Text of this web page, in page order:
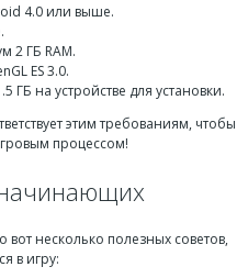
4.0 или выше.
2 ГБ RAM.
ES 3.0.
на устройстве для установки.
этим требованиям, чтобы
процессом!
вот несколько полезных советов,
в игру: